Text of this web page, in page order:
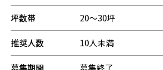
坪数帯 20～30坪
推奨人数 10人未満